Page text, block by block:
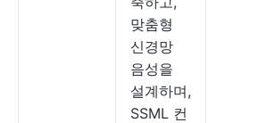
맞춤형
신경망
음성을
설계하며,
SSML 컨